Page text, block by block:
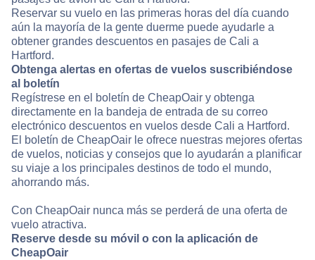
Reservar su vuelo en las primeras horas del día cuando
aún la mayoría de la gente duerme puede ayudarle a
obtener grandes descuentos en pasajes de Cali a
Hartford.
Obtenga alertas en ofertas de vuelos suscribiéndose
al boletín
Regístrese en el boletín de CheapOair y obtenga
directamente en la bandeja de entrada de su correo
electrónico descuentos en vuelos desde Cali a Hartford.
El boletín de CheapOair le ofrece nuestras mejores ofertas
de vuelos, noticias y consejos que lo ayudarán a planificar
su viaje a los principales destinos de todo el mundo,
ahorrando más.
Con CheapOair nunca más se perderá de una oferta de
vuelo atractiva.
Reserve desde su móvil o con la aplicación de
CheapOair